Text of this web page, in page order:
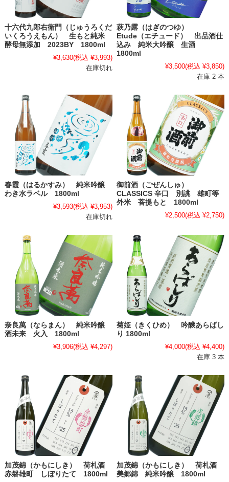
十六代九郎右衛門（じゅうろくだ
いくろうえもん） 生もと純米
酵母無添加 2023BY 1800ml
¥3,630(税込 ¥3,993)
在庫切れ
萩乃露（はぎのつゆ）
Etude（エチュード） 出品酒仕
込み 純米大吟醸 生酒
1800ml
¥3,500(税込 ¥3,850)
在庫 2 本
春霞（はるかすみ） 純米吟醸
わき水ラベル 1800ml
¥3,593(税込 ¥3,953)
在庫切れ
御前酒（ごぜんしゅ）
CLASSICS 辛口 別誂 雄町等
外米 菩提もと 1800ml
¥2,500(税込 ¥2,750)
奈良萬（ならまん） 純米吟醸
酒未来 火入 1800ml
¥3,906(税込 ¥4,297)
菊姫（きくひめ） 吟醸あらばし
り 1800ml
¥4,000(税込 ¥4,400)
在庫 3 本
加茂錦（かもにしき） 荷札酒
赤磐雄町 しぼりたて 1800ml
加茂錦（かもにしき） 荷札酒
美郷錦 純米吟醸 1800ml